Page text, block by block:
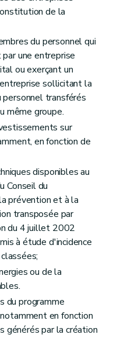
de la
du personnel qui
une entreprise
ou exerçant un
sollicitant la
personnel transférés
même groupe.
sur
en fonction de
disponibles au
Conseil du
prévention et à la
transposée par
du 4 juillet 2002
à étude d'incidence
ou de la
du programme
en fonction
générés par la création